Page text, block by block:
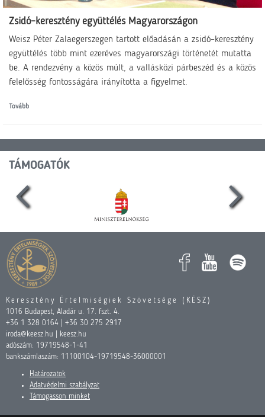
Zsidó–keresztény együttélés Magyarországon
Weisz Péter Zalaegerszegen tartott előadásán a zsidó–keresztény
együttélés több mint ezeréves magyarországi történetét mutatta
be. A rendezvény a közös múlt, a vallásközi párbeszéd és a közös
felelősség fontosságára irányította a figyelmet.
Tovább
TÁMOGATÓK
Keresztény Értelmiségiek Szövetsége (KÉSZ)
1016 Budapest, Aladár u. 17. fszt. 4.
+36 1 328 0164 | +36 30 275 2917
iroda@keesz.hu | keesz.hu
adószám: 19719548-1-41
bankszámlaszám: 11100104-19719548-36000001
Határozatok
Adatvédelmi szabályzat
Támogasson minket